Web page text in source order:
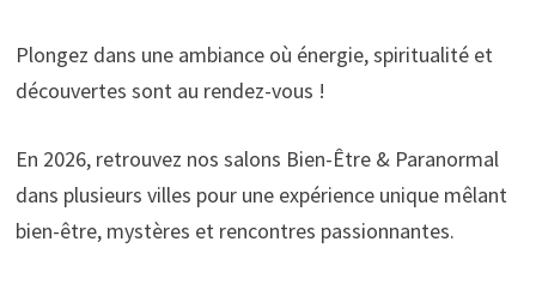
Plongez dans une ambiance où énergie, spiritualité et
découvertes sont au rendez-vous !
En 2026, retrouvez nos salons Bien-Être & Paranormal
dans plusieurs villes pour une expérience unique mêlant
bien-être, mystères et rencontres passionnantes.